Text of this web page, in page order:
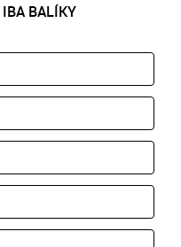
IBA BALÍKY